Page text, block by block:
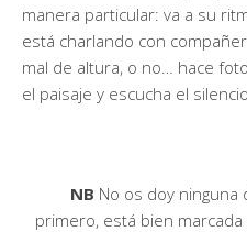
manera particular: va a su
está charlando con
mal de altura, o no… hace
el paisaje y escucha el
NB No os doy
primero, está bien